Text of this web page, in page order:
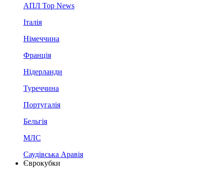
АПЛ Top News
Італія
Німеччина
Франція
Нідерланди
Туреччина
Португалія
Бельгія
МЛС
Саудівська Аравія
Єврокубки